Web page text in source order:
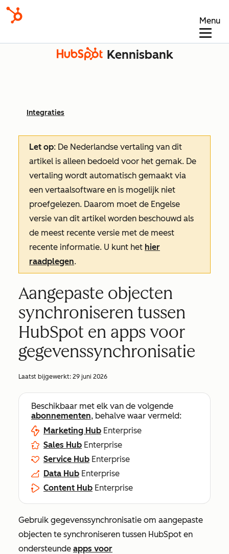
Menu
Kennisbank
Integraties
Let op: De Nederlandse vertaling van dit
artikel is alleen bedoeld voor het gemak. De
vertaling wordt automatisch gemaakt via
een vertaalsoftware en is mogelijk niet
proefgelezen. Daarom moet de Engelse
versie van dit artikel worden beschouwd als
de meest recente versie met de meest
recente informatie. U kunt het hier
raadplegen.
Aangepaste objecten
synchroniseren tussen
HubSpot en apps voor
gegevenssynchronisatie
Laatst bijgewerkt: 29 juni 2026
Beschikbaar met elk van de volgende
abonnementen, behalve waar vermeld:
Marketing Hub Enterprise
Sales Hub Enterprise
Service Hub Enterprise
Data Hub Enterprise
Content Hub Enterprise
Gebruik gegevenssynchronisatie om aangepaste
objecten te synchroniseren tussen HubSpot en
ondersteunde apps voor